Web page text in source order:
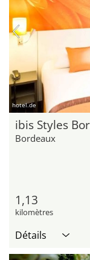
hotel.de
ibis Styles
Bordeaux
1,13
kilomètres
Détails